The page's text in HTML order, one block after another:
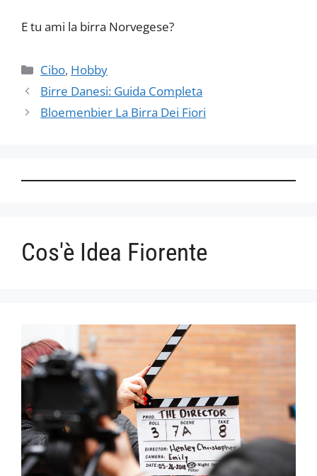
E tu ami la birra Norvegese?
Categorie
Cibo, Hobby
Birre Danesi: Guida Completa
Bloemenbier La Birra Dei Fiori
Cos'è Idea Fiorente